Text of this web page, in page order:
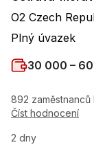
Název firmy :
O2 Czech
Typ úvazku:
Plný úvazek
Plat:
30 000 –
892
Číst hodnocení
2 dny